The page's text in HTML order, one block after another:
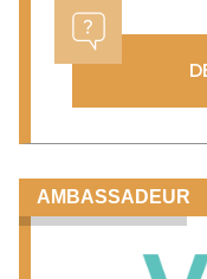
AMBASSADEUR